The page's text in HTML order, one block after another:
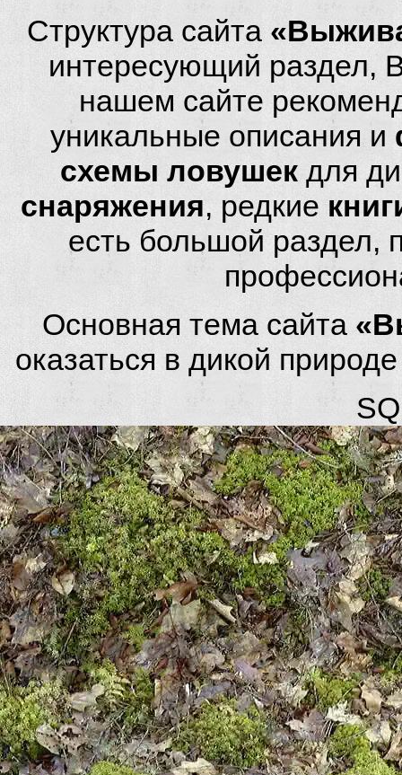
Структура сайта
интересующий раздел,
нашем сайте
уникальные описания и
схемы ловушек для
снаряжения, редкие
есть большой
Основная тема сайта
оказаться в дикой